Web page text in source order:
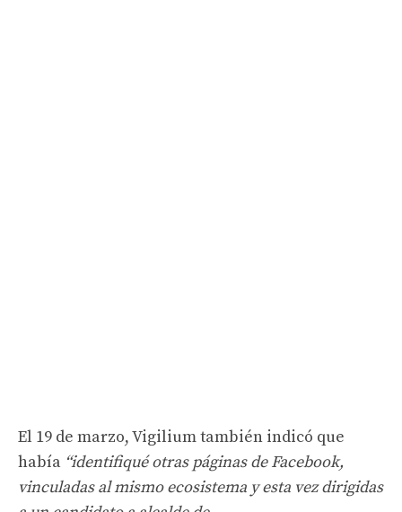
El 19 de marzo, Vigilium también indicó que
había “identifiqué otras páginas de Facebook,
vinculadas al mismo ecosistema y esta vez dirigidas